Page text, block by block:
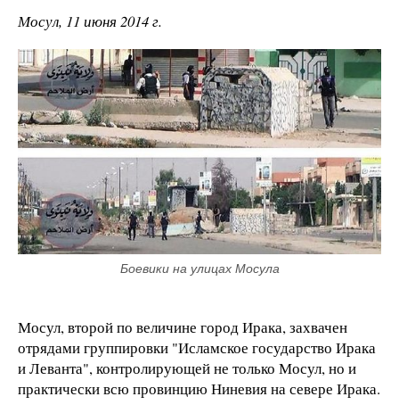
Мосул, 11 июня 2014 г.
Боевики на улицах Мосула
Мосул, второй по величине город Ирака, захвачен
отрядами группировки "Исламское государство Ирака
и Леванта", контролирующей не только Мосул, но и
практически всю провинцию Ниневия на севере Ирака.